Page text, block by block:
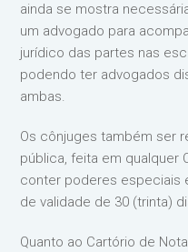
ainda se mostra
um advogado para
jurídico das partes nas
podendo ter advogados
ambas.
Os cônjuges também ser
pública, feita em qualquer
conter poderes especiais
de validade de 30 (trinta)
Quanto ao Cartório de